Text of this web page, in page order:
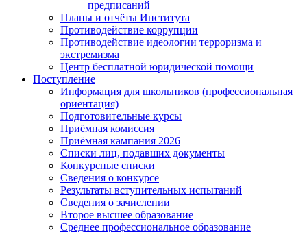
предписаний
Планы и отчёты Института
Противодействие коррупции
Противодействие идеологии терроризма и
экстремизма
Центр бесплатной юридической помощи
Поступление
Информация для школьников (профессиональная
ориентация)
Подготовительные курсы
Приёмная комиссия
Приёмная кампания 2026
Списки лиц, подавших документы
Конкурсные списки
Сведения о конкурсе
Результаты вступительных испытаний
Сведения о зачислении
Второе высшее образование
Среднее профессиональное образование